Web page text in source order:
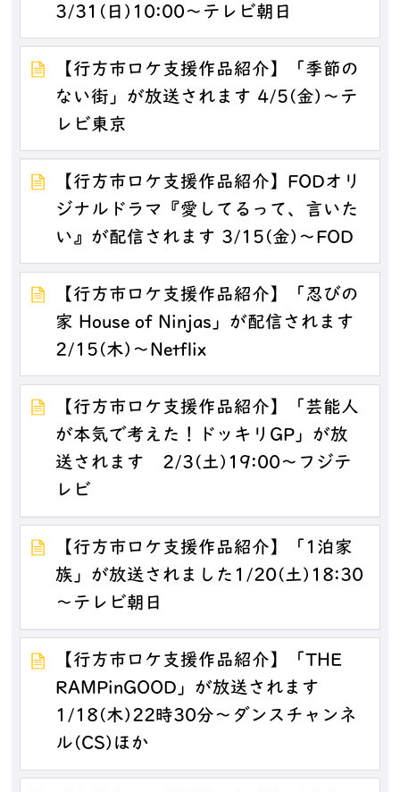
3/31(日)10:00～テレビ朝日
【行方市ロケ支援作品紹介】「季節の
ない街」が放送されます 4/5(金)～テ
レビ東京
【行方市ロケ支援作品紹介】FODオリ
ジナルドラマ『愛してるって、言いた
い』が配信されます 3/15(金)～FOD
【行方市ロケ支援作品紹介】「忍びの
家 House of Ninjas」が配信されます
2/15(木)～Netflix
【行方市ロケ支援作品紹介】「芸能人
が本気で考えた！ドッキリGP」が放
送されます 2/3(土)19:00～フジテ
レビ
【行方市ロケ支援作品紹介】「1泊家
族」が放送されました1/20(土)18:30
～テレビ朝日
【行方市ロケ支援作品紹介】「THE
RAMPinGOOD」が放送されます
1/18(木)22時30分～ダンスチャンネ
ル(CS)ほか